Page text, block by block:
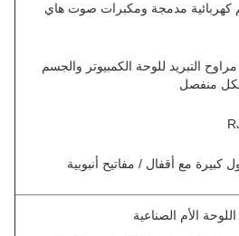
كهربائية مدمجة ومكبرات صوت هاي
2 من مراوح التبريد للوحة الكمبيوتر والجسم
منفصل
كبيرة مع أقفال / مفاتيح أنبوبية
الأم الصناعية